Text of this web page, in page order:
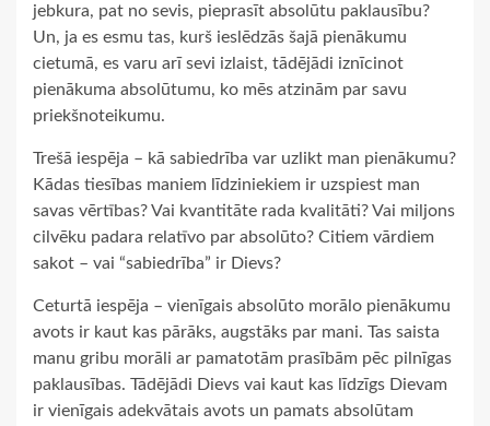
jebkura, pat no sevis, pieprasīt absolūtu paklausību?
Un, ja es esmu tas, kurš ieslēdzās šajā pienākumu
cietumā, es varu arī sevi izlaist, tādējādi iznīcinot
pienākuma absolūtumu, ko mēs atzinām par savu
priekšnoteikumu.
Trešā iespēja – kā sabiedrība var uzlikt man pienākumu?
Kādas tiesības maniem līdziniekiem ir uzspiest man
savas vērtības? Vai kvantitāte rada kvalitāti? Vai miljons
cilvēku padara relatīvo par absolūto? Citiem vārdiem
sakot – vai “sabiedrība” ir Dievs?
Ceturtā iespēja – vienīgais absolūto morālo pienākumu
avots ir kaut kas pārāks, augstāks par mani. Tas saista
manu gribu morāli ar pamatotām prasībām pēc pilnīgas
paklausības. Tādējādi Dievs vai kaut kas līdzīgs Dievam
ir vienīgais adekvātais avots un pamats absolūtam